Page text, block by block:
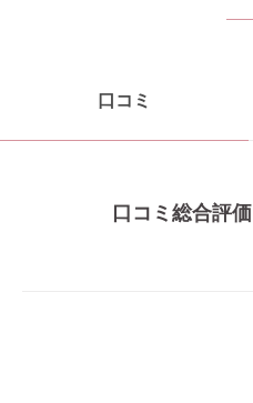
口コミ
口コミ総合評価